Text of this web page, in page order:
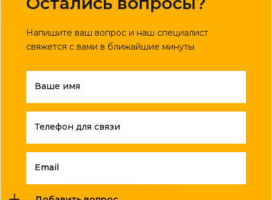
Напишите ваш вопрос и наш специалист
свяжется с вами в ближайшие минуты
Ваше имя
Телефон для связи
Email